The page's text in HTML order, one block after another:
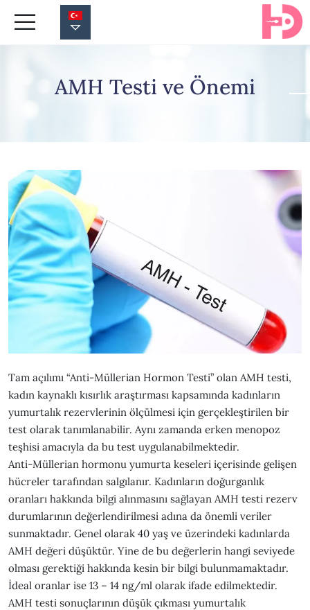
AMH Testi ve Önemi
Tam açılımı “Anti-Müllerian Hormon Testi” olan AMH testi,
kadın kaynaklı kısırlık araştırması kapsamında kadınların
yumurtalık rezervlerinin ölçülmesi için gerçekleştirilen bir
test olarak tanımlanabilir. Aynı zamanda erken menopoz
teşhisi amacıyla da bu test uygulanabilmektedir.
Anti-Müllerian hormonu yumurta keseleri içerisinde gelişen
hücreler tarafından salgılanır. Kadınların doğurganlık
oranları hakkında bilgi alınmasını sağlayan AMH testi rezerv
durumlarının değerlendirilmesi adına da önemli veriler
sunmaktadır. Genel olarak 40 yaş ve üzerindeki kadınlarda
AMH değeri düşüktür. Yine de bu değerlerin hangi seviyede
olması gerektiği hakkında kesin bir bilgi bulunmamaktadır.
İdeal oranlar ise 13 – 14 ng/ml olarak ifade edilmektedir.
AMH testi sonuçlarının düşük çıkması yumurtalık